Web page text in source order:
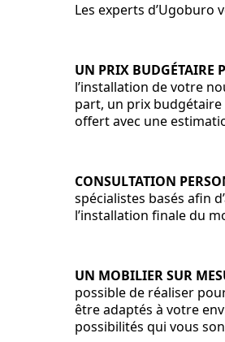
Les experts d’Ugoburo
UN PRIX BUDGÉTAIRE
l’installation de votre
part, un prix budgétaire
offert avec une
CONSULTATION
spécialistes basés afin
l’installation finale du
UN MOBILIER SUR
possible de réaliser
être adaptés à votre
possibilités qui vous